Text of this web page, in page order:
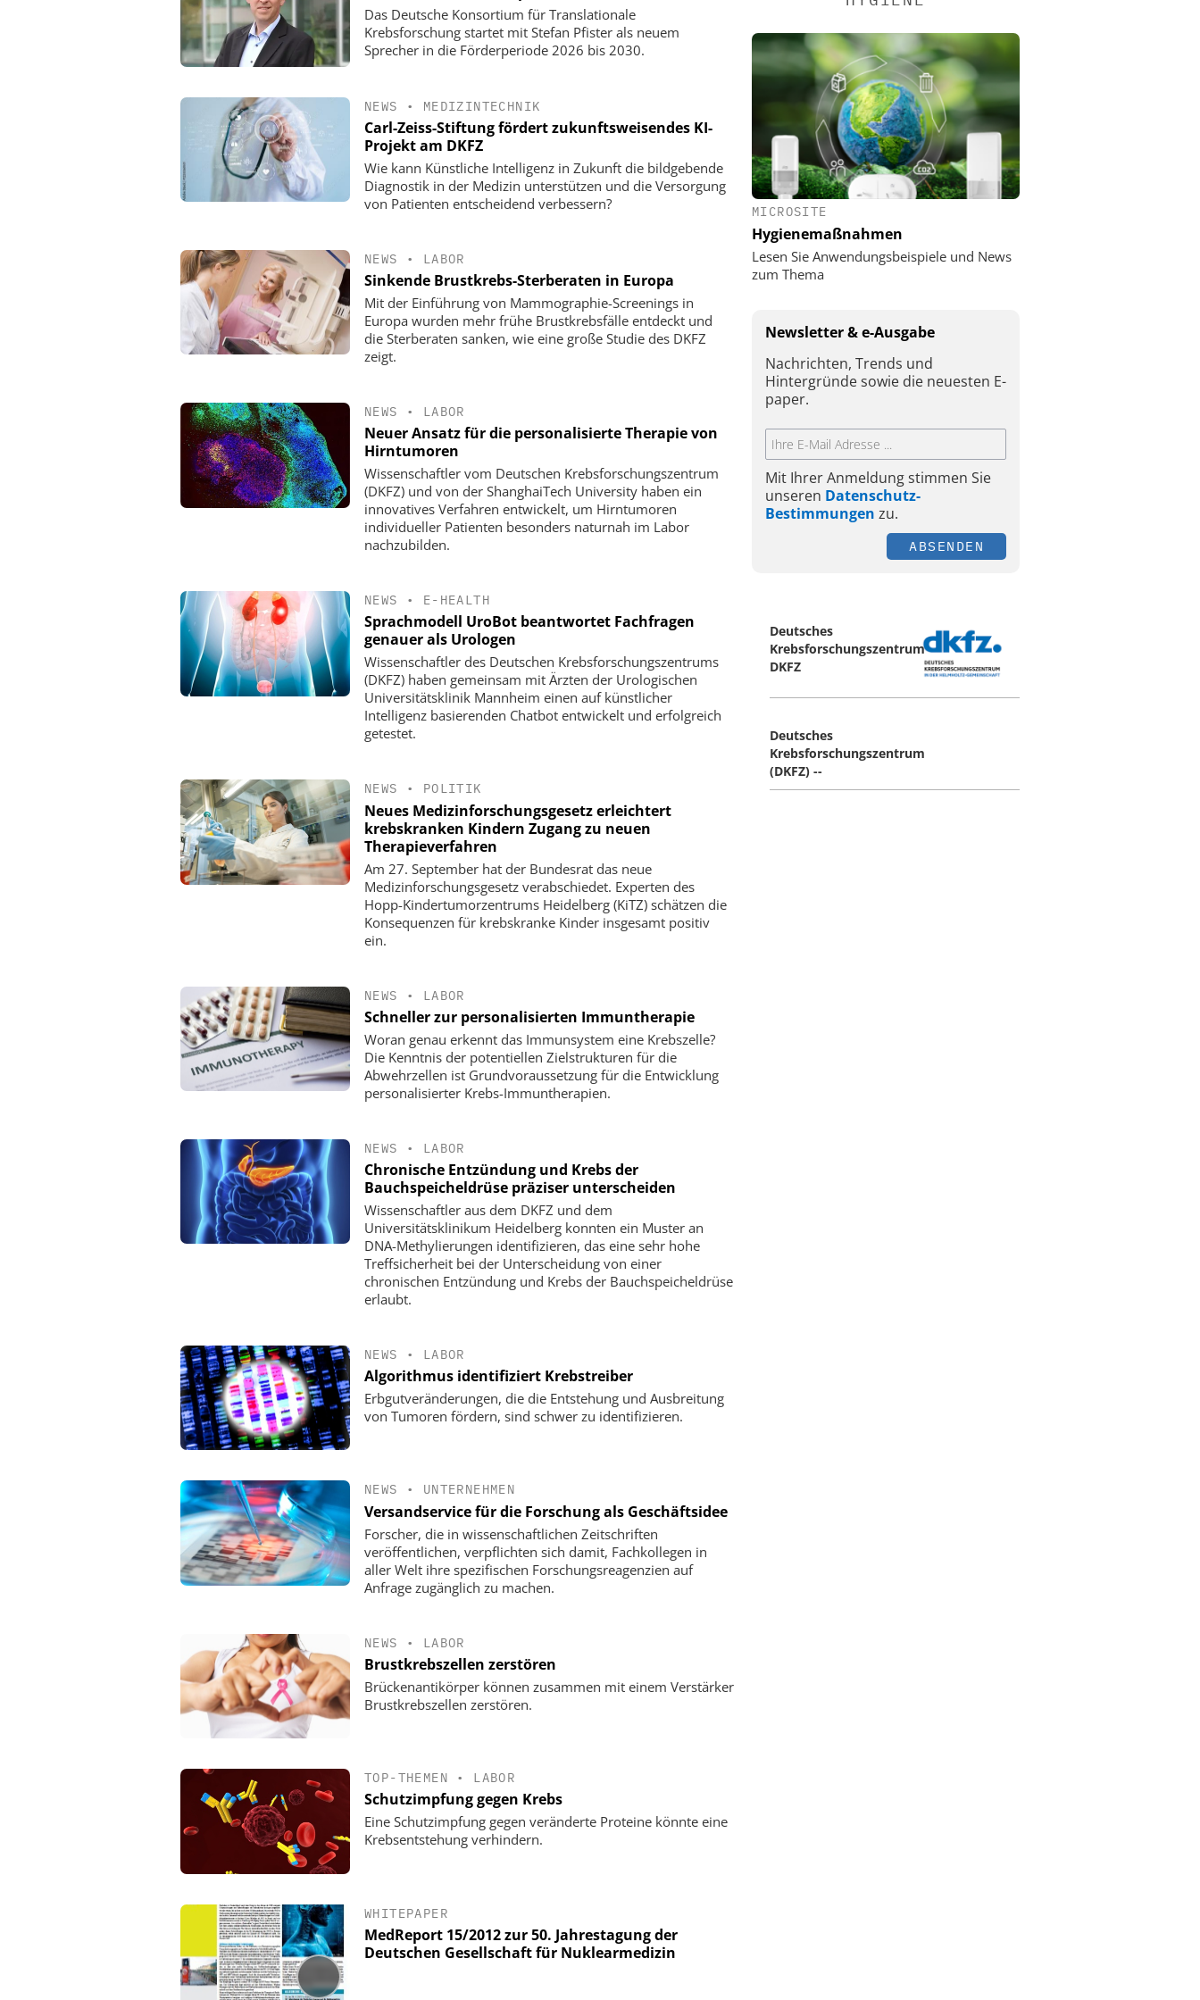
Das Deutsche Konsortium für Translationale
Krebsforschung startet mit Stefan Pfister als neuem
Sprecher in die Förderperiode 2026 bis 2030.
NEWS • MEDIZINTECHNIK
Carl-Zeiss-Stiftung fördert zukunftsweisendes KI-
Projekt am DKFZ
Wie kann Künstliche Intelligenz in Zukunft die bildgebende
Diagnostik in der Medizin unterstützen und die Versorgung
von Patienten entscheidend verbessern?
NEWS • LABOR
Sinkende Brustkrebs-Sterberaten in Europa
Mit der Einführung von Mammographie-Screenings in
Europa wurden mehr frühe Brustkrebsfälle entdeckt und
die Sterberaten sanken, wie eine große Studie des DKFZ
zeigt.
NEWS • LABOR
Neuer Ansatz für die personalisierte Therapie von
Hirntumoren
Wissenschaftler vom Deutschen Krebsforschungszentrum
(DKFZ) und von der ShanghaiTech University haben ein
innovatives Verfahren entwickelt, um Hirntumoren
individueller Patienten besonders naturnah im Labor
nachzubilden.
NEWS • E-HEALTH
Sprachmodell UroBot beantwortet Fachfragen
genauer als Urologen
Wissenschaftler des Deutschen Krebsforschungszentrums
(DKFZ) haben gemeinsam mit Ärzten der Urologischen
Universitätsklinik Mannheim einen auf künstlicher
Intelligenz basierenden Chatbot entwickelt und erfolgreich
getestet.
NEWS • POLITIK
Neues Medizinforschungsgesetz erleichtert
krebskranken Kindern Zugang zu neuen
Therapieverfahren
Am 27. September hat der Bundesrat das neue
Medizinforschungsgesetz verabschiedet. Experten des
Hopp-Kindertumorzentrums Heidelberg (KiTZ) schätzen die
Konsequenzen für krebskranke Kinder insgesamt positiv
ein.
NEWS • LABOR
Schneller zur personalisierten Immuntherapie
Woran genau erkennt das Immunsystem eine Krebszelle?
Die Kenntnis der potentiellen Zielstrukturen für die
Abwehrzellen ist Grundvoraussetzung für die Entwicklung
personalisierter Krebs-Immuntherapien.
NEWS • LABOR
Chronische Entzündung und Krebs der
Bauchspeicheldrüse präziser unterscheiden
Wissenschaftler aus dem DKFZ und dem
Universitätsklinikum Heidelberg konnten ein Muster an
DNA-Methylierungen identifizieren, das eine sehr hohe
Treffsicherheit bei der Unterscheidung von einer
chronischen Entzündung und Krebs der Bauchspeicheldrüse
erlaubt.
NEWS • LABOR
Algorithmus identifiziert Krebstreiber
Erbgutveränderungen, die die Entstehung und Ausbreitung
von Tumoren fördern, sind schwer zu identifizieren.
NEWS • UNTERNEHMEN
Versandservice für die Forschung als Geschäftsidee
Forscher, die in wissenschaftlichen Zeitschriften
veröffentlichen, verpflichten sich damit, Fachkollegen in
aller Welt ihre spezifischen Forschungsreagenzien auf
Anfrage zugänglich zu machen.
NEWS • LABOR
Brustkrebszellen zerstören
Brückenantikörper können zusammen mit einem Verstärker
Brustkrebszellen zerstören.
TOP-THEMEN • LABOR
Schutzimpfung gegen Krebs
Eine Schutzimpfung gegen veränderte Proteine könnte eine
Krebsentstehung verhindern.
WHITEPAPER
MedReport 15/2012 zur 50. Jahrestagung der
Deutschen Gesellschaft für Nuklearmedizin
MICROSITE
Hygienemaßnahmen
Lesen Sie Anwendungsbeispiele und News
zum Thema
Newsletter & e-Ausgabe
Nachrichten, Trends und
Hintergründe sowie die neuesten E-
paper.
Mit Ihrer Anmeldung stimmen Sie
unseren Datenschutz-
Bestimmungen zu.
ABSENDEN
Deutsches
Krebsforschungszentrum
DKFZ
Deutsches
Krebsforschungszentrum
(DKFZ) --